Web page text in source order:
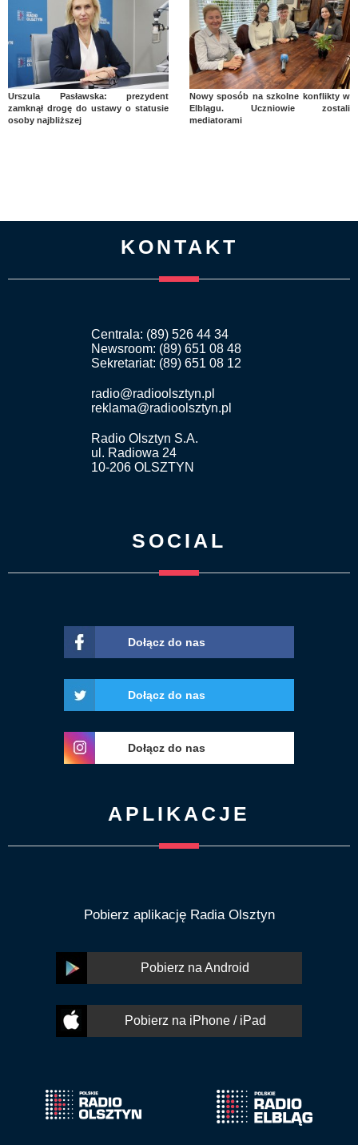
Urszula Pasławska: prezydent
zamknął drogę do ustawy o statusie
osoby najbliższej
Nowy sposób na szkolne konflikty w
Elblągu. Uczniowie zostali
mediatorami
KONTAKT
Centrala: (89) 526 44 34
Newsroom: (89) 651 08 48
Sekretariat: (89) 651 08 12
radio@radioolsztyn.pl
reklama@radioolsztyn.pl
Radio Olsztyn S.A.
ul. Radiowa 24
10-206 OLSZTYN
SOCIAL
Dołącz do nas
Dołącz do nas
Dołącz do nas
APLIKACJE
Pobierz aplikację Radia Olsztyn
Pobierz na Android
Pobierz na iPhone / iPad